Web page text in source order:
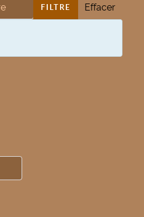
FILTRE
Effacer